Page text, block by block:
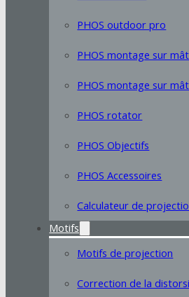
PHOS outdoor pro
PHOS montage sur mât
PHOS montage sur
PHOS rotator
PHOS Objectifs
PHOS Accessoires
Calculateur de
Motifs
Motifs de projection
Correction de la